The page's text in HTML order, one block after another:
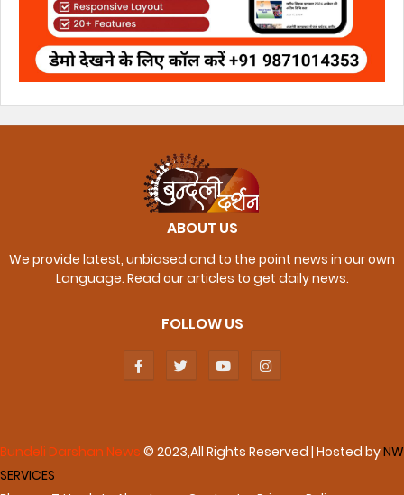
ABOUT US
We provide latest, unbiased and to the point news in our own
Language. Read our articles to get daily news.
FOLLOW US
Bundeli Darshan News © 2023,All Rights Reserved | Hosted byNW
SERVICES